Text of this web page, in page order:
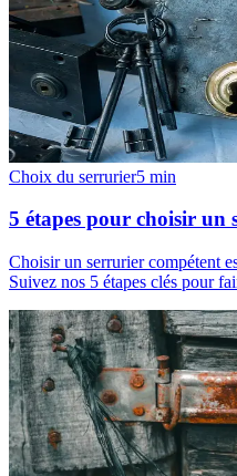
Choix du serrurier5 min
5 étapes pour choisir un
Choisir un serrurier compétent
Suivez nos 5 étapes clés pour